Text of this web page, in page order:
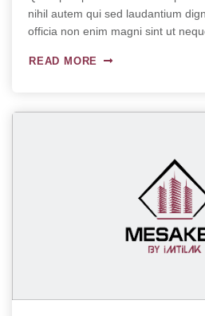
nihil autem qui sed laudantium
officia non enim magni sint ut
READ MORE